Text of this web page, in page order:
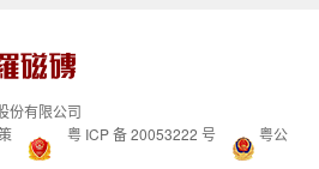
份有限公司
粤 ICP 备 20053222 号
粤公